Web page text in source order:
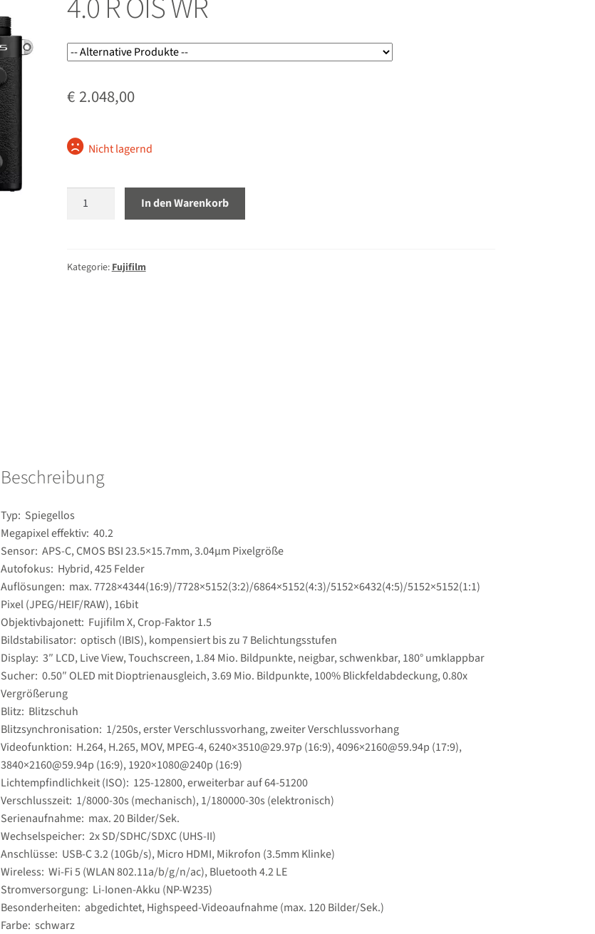
4.0 R OIS WR
€ 2.048,00
Nicht lagernd
Fujifilm
mit
In den Warenkorb
Kategorie:Fujifilm
Beschreibung
Typ: Spiegellos
Megapixel effektiv: 40.2
Sensor: APS-C, CMOS BSI 23.5×15.7mm, 3.04µm Pixelgröße
Autofokus: Hybrid, 425 Felder
Auflösungen: max. 7728×4344(16:9)/​7728×5152(3:2)/​6864×5152(4:3)/​5152×6432(4:5)/​5152×5152(1:1)
Pixel (JPEG/​HEIF/​RAW), 16bit
Objektivbajonett: Fujifilm X, Crop-Faktor 1.5
Bildstabilisator: optisch (IBIS), kompensiert bis zu 7 Belichtungsstufen
Display: 3″ LCD, Live View, Touchscreen, 1.84 Mio. Bildpunkte, neigbar, schwenkbar, 180° umklappbar
Sucher: 0.50″ OLED mit Dioptrienausgleich, 3.69 Mio. Bildpunkte, 100% Blickfeldabdeckung, 0.80x
Vergrößerung
Blitz: Blitzschuh
Blitzsynchronisation: 1/​250s, erster Verschlussvorhang, zweiter Verschlussvorhang
Videofunktion: H.264, H.265, MOV, MPEG-4, 6240×3510@29.97p (16:9), 4096×2160@59.94p (17:9),
3840×2160@59.94p (16:9), 1920×1080@240p (16:9)
Lichtempfindlichkeit (ISO): 125-12800, erweiterbar auf 64-51200
Verschlusszeit: 1/​8000-30s (mechanisch), 1/​180000-30s (elektronisch)
Serienaufnahme: max. 20 Bilder/​Sek.
Wechselspeicher: 2x SD/​SDHC/​SDXC (UHS-II)
Anschlüsse: USB-C 3.2 (10Gb/​s), Micro HDMI, Mikrofon (3.5mm Klinke)
Wireless: Wi-Fi 5 (WLAN 802.11a/​b/​g/​n/​ac), Bluetooth 4.2 LE
Stromversorgung: Li-Ionen-Akku (NP-W235)
Besonderheiten: abgedichtet, Highspeed-Videoaufnahme (max. 120 Bilder/​Sek.)
Farbe: schwarz